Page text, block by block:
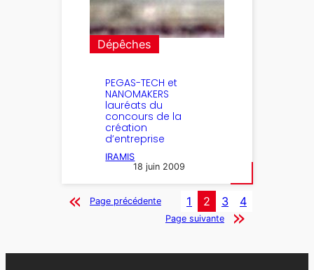
Dépêches
PEGAS-TECH et
NANOMAKERS
lauréats du
concours de la
création
d’entreprise
IRAMIS
18 juin 2009
Page précédente 1 2 3 4
Page suivante